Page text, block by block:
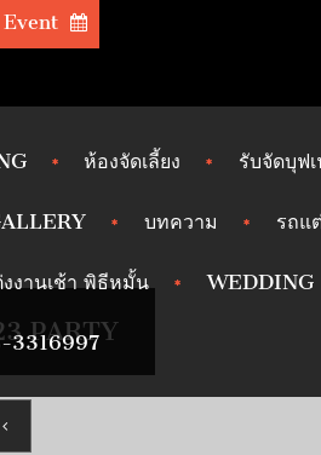
ห้องจัดเลี้ยง รับจัดบุฟ
บทความ รถแ
งานเช้า พิธีหมั้น WEDDING
3316997
PARTY